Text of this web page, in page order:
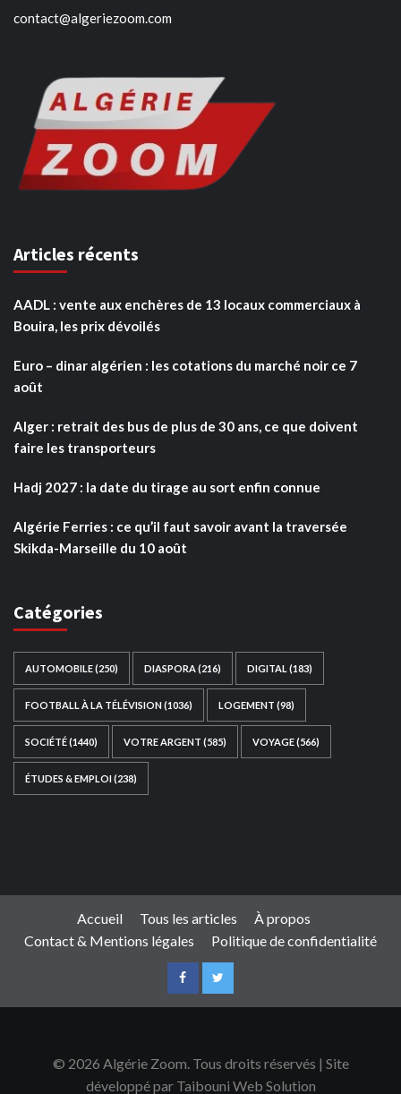
contact@algeriezoom.com
Articles récents
AADL : vente aux enchères de 13 locaux commerciaux à
Bouira, les prix dévoilés
Euro – dinar algérien : les cotations du marché noir ce 7
août
Alger : retrait des bus de plus de 30 ans, ce que doivent
faire les transporteurs
Hadj 2027 : la date du tirage au sort enfin connue
Algérie Ferries : ce qu’il faut savoir avant la traversée
Skikda-Marseille du 10 août
Catégories
AUTOMOBILE(250) DIASPORA (216) DIGITAL (183)
FOOTBALL À LA TÉLÉVISION(1036) LOGEMENT (98)
SOCIÉTÉ(1440) VOTRE ARGENT (585) VOYAGE(566)
ÉTUDES & EMPLOI(238)
Accueil Tous les articles
À propos
Contact & Mentions légales
Politique de confidentialité
© 2026 Algérie Zoom. Tous droits réservés | Site
développé par Taibouni Web Solution